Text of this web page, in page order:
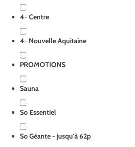
4- Centre
4- Nouvelle Aquitaine
PROMOTIONS
Sauna
So Essentiel
So Géante - jusqu'à 62p